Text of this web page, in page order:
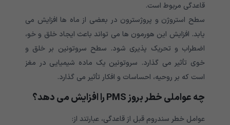
قاعدگی مربوط است.
سطح استروژن و پروژسترون در بعضی از ماه ها افزایش می
یابد. افزایش این هورمون ها می تواند باعث ایجاد خلق و خو،
اضطراب و تحریک پذیری شود. سطح سروتونین بر خلق و
خوی تأثیر می گذارد. سروتونین یک ماده شیمیایی در مغز
است که بر روحیه، احساسات و افکار تأثیر می گذارد.
چه عواملی خطر بروز PMS را افزایش می دهد؟
عوامل خطر سندروم قبل از قاعدگی، عبارتند از: